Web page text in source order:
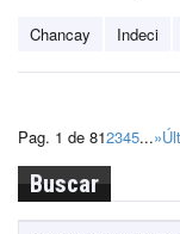
Chancay Indeci
Pag. 1 de 812345...»
Buscar